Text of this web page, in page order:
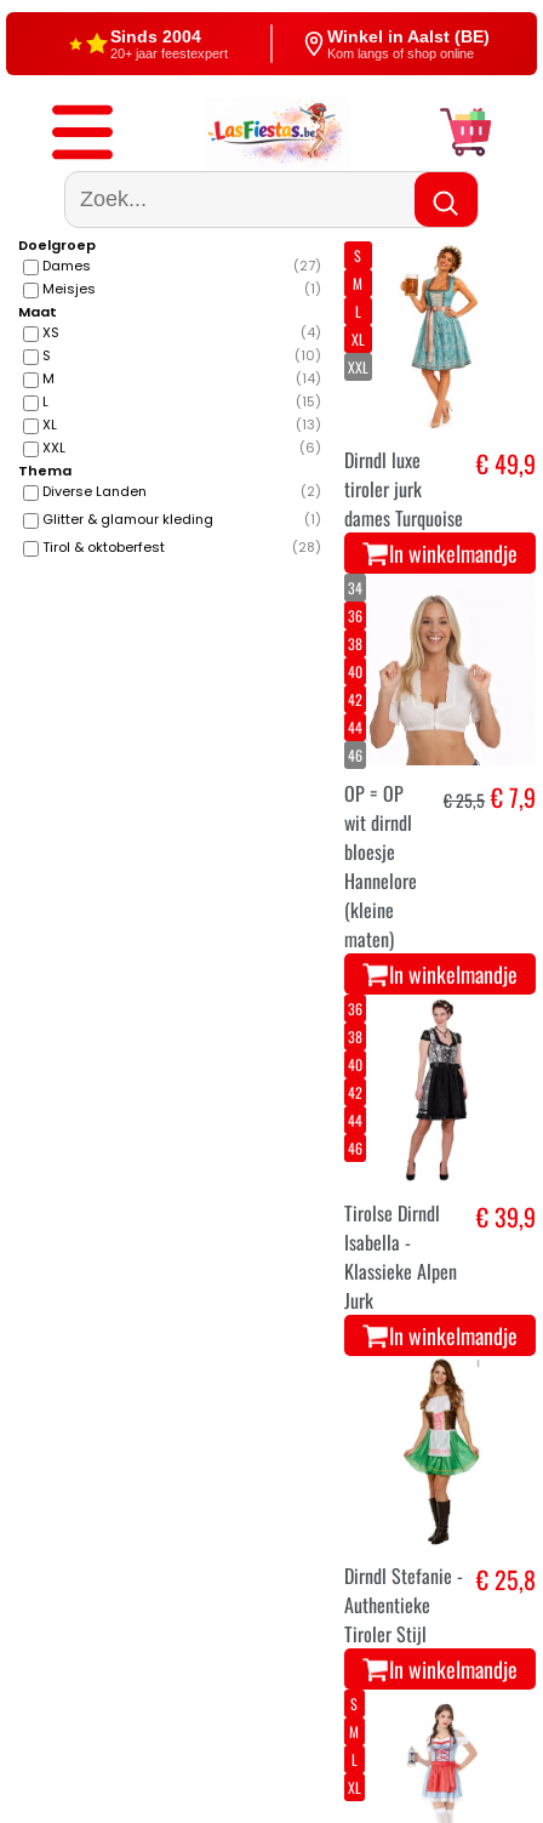
Sinds 2004
20+ jaar feestexpert
Winkel in Aalst (BE)
Kom langs of shop online
Vanaf €60 4,5/5 — Google
Doelgroep
Dames
(27)
Meisjes
(1)
Maat
XS
(4)
S
(10)
M
(14)
L
(15)
XL
(13)
XXL
(6)
Thema
Diverse Landen
(2)
Glitter & glamour kleding
(1)
Tirol & oktoberfest
(28)
S
M
L
XL
XXL
Dirndl luxe
tiroler jurk
dames Turquoise
€ 49,9
In winkelmandje
34
36
38
40
42
44
46
OP = OP
wit dirndl
bloesje
Hannelore
(kleine
maten)
€ 25,5€ 7,9
In winkelmandje
36
38
40
42
44
46
Tirolse Dirndl
Isabella -
Klassieke Alpen
Jurk
€ 39,9
In winkelmandje
Dirndl Stefanie -
Authentieke
Tiroler Stijl
€ 25,8
In winkelmandje
S
M
L
XL